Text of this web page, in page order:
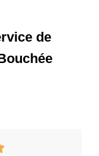
de